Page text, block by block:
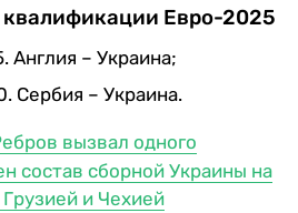
Евро-2025
Англия – Украина;
Сербия – Украина.
вызвал одного
состав сборной Украины на
и Чехией